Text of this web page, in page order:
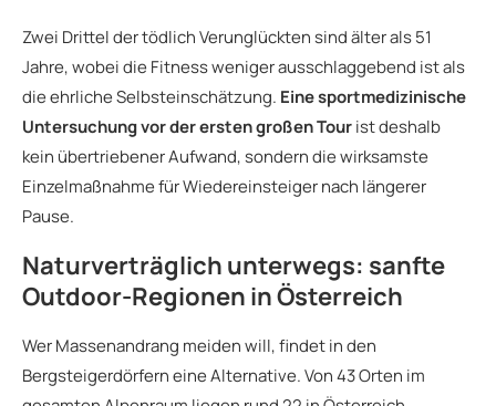
Zwei Drittel der tödlich Verunglückten sind älter als 51
Jahre, wobei die Fitness weniger ausschlaggebend ist als
die ehrliche Selbsteinschätzung. Eine sportmedizinische
Untersuchung vor der ersten großen Tourist deshalb
kein übertriebener Aufwand, sondern die wirksamste
Einzelmaßnahme für Wiedereinsteiger nach längerer
Pause.
Naturverträglich unterwegs: sanfte
Outdoor-Regionen in Österreich
Wer Massenandrang meiden will, findet in den
Bergsteigerdörfern eine Alternative. Von 43 Orten im